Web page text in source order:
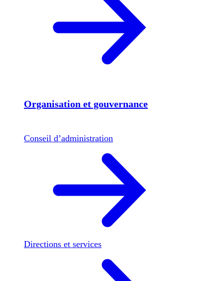
Organisation et gouvernance
Conseil d’administration
Directions et services